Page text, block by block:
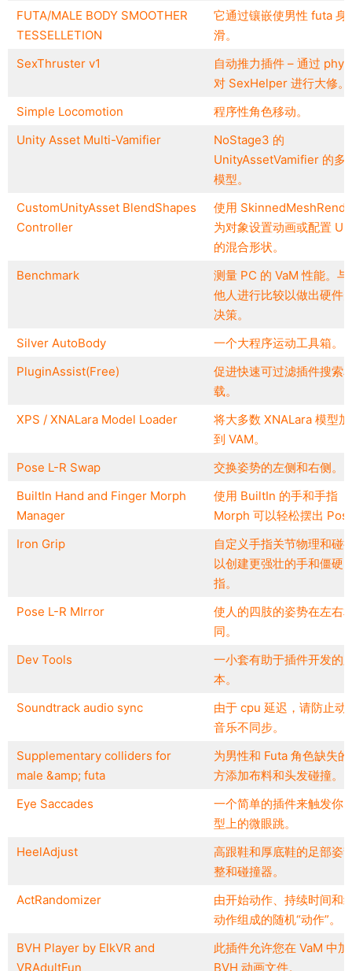
FUTA/MALE BODY SMOOTHER
TESSELLETION
它通过镶嵌使男性 futa 身
滑。
SexThruster v1
自动推力插件 – 通过
对 SexHelper 进行大修。
Simple Locomotion
程序性角色移动。
Unity Asset Multi-Vamifier
NoStage3 的
UnityAssetVamifier 的多
模型。
CustomUnityAsset BlendShapes
Controller
使用
为对象设置动画或配置
的混合形状。
Benchmark
测量 PC 的 VaM 性能。与
他人进行比较以做出硬件
决策。
Silver AutoBody
一个大程序运动工具箱。
PluginAssist(Free)
促进快速可过滤插件搜索
载。
XPS / XNALara Model Loader
将大多数 XNALara 模型
到 VAM。
Pose L-R Swap
交换姿势的左侧和右侧。
BuiltIn Hand and Finger Morph
Manager
使用 BuiltIn 的手和手指
Morph 可以轻松摆出
Iron Grip
自定义手指关节物理和碰
以创建更强壮的手和僵硬
指。
Pose L-R MIrror
使人的四肢的姿势在左右
同。
Dev Tools
一小套有助于插件开发的
本。
Soundtrack audio sync
由于 cpu 延迟，请防止动
音乐不同步。
Supplementary colliders for
male &amp; futa
为男性和 Futa 角色缺失
方添加布料和头发碰撞。
Eye Saccades
一个简单的插件来触发你
型上的微眼跳。
HeelAdjust
高跟鞋和厚底鞋的足部姿
整和碰撞器。
ActRandomizer
由开始动作、持续时间和
动作组成的随机“动作”。
BVH Player by ElkVR and
VRAdultFun
此插件允许您在 VaM 中
BVH 动画文件。